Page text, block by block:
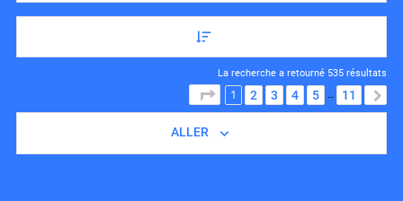
La recherche a retourné 535 résultats
PAGE 1 SUR 11
1 2 3 4 5 … 11
ALLER